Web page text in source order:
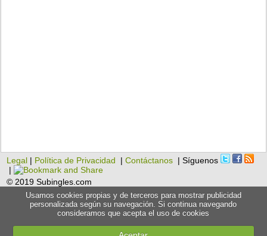
Legal | Política de Privacidad |Contáctanos | Síguenos
|
© 2019 Subingles.com
Usamos cookies propias y de terceros para mostrar publicidad
personalizada según su navegación. Si continua navegando
consideramos que acepta el uso de cookies